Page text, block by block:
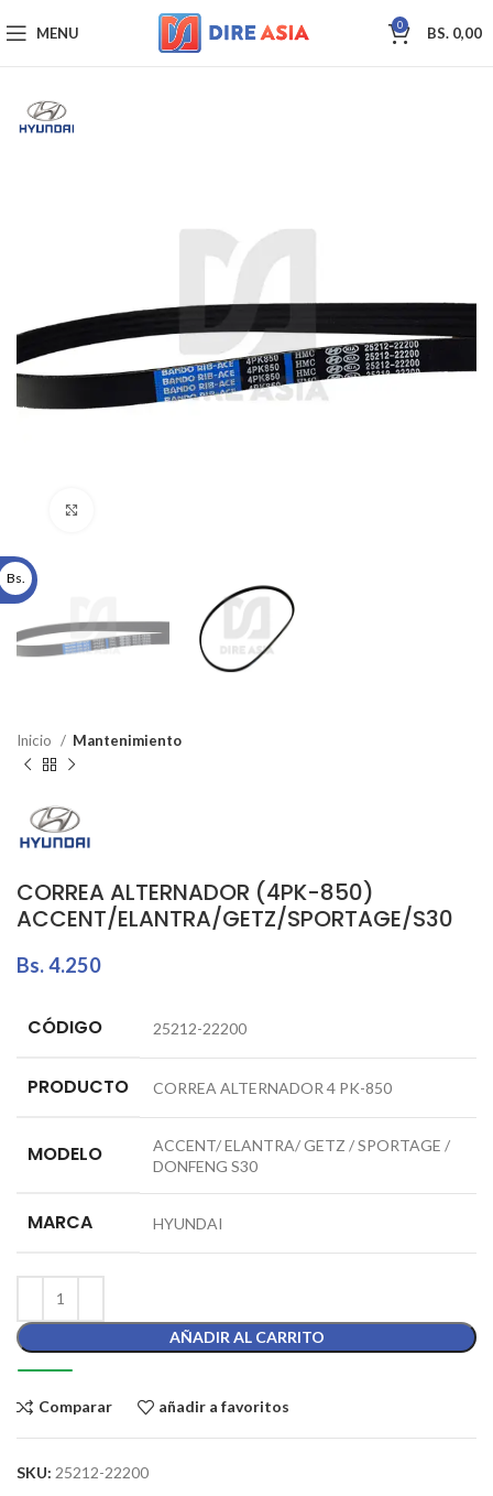
MENU 0 BS. 0,00
Inicio Mantenimiento
CORREA ALTERNADOR (4PK-850)
ACCENT/ELANTRA/GETZ/SPORTAGE/S30
Bs.4.250
CÓDIGO 25212-22200
PRODUCTO CORREA ALTERNADOR 4 PK-850
MODELO
ACCENT/ ELANTRA/ GETZ / SPORTAGE /
DONFENG S30
MARCA HYUNDAI
AÑADIR AL CARRITO
Comparar añadir a favoritos
SKU: 25212-22200
Bs.